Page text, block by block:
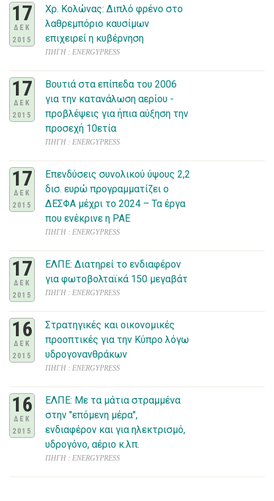
17
ΔΕΚ
2015
Χρ. Κολώνας: Διπλό φρένο στο
λαθρεμπόριο καυσίμων
επιχειρεί η κυβέρνηση
ΠΗΓΗ : ENERGYPRESS
17
ΔΕΚ
2015
Βουτιά στα επίπεδα του 2006
για την κατανάλωση αερίου -
προβλέψεις για ήπια αύξηση την
προσεχή 10ετία
ΠΗΓΗ : ENERGYPRESS
17
ΔΕΚ
2015
Επενδύσεις συνολικού ύψους 2,2
δισ. ευρώ προγραμματίζει ο
ΔΕΣΦΑ μέχρι το 2024 – Τα έργα
που ενέκρινε η ΡΑΕ
ΠΗΓΗ : ENERGYPRESS
17
ΔΕΚ
2015
ΕΛΠΕ: Διατηρεί το ενδιαφέρον
για φωτοβολταϊκά 150 μεγαβάτ
ΠΗΓΗ : ENERGYPRESS
16
ΔΕΚ
2015
Στρατηγικές και οικονομικές
προοπτικές για την Κύπρο λόγω
υδρογονανθράκων
ΠΗΓΗ : ENERGYPRESS
16
ΔΕΚ
2015
ΕΛΠΕ: Με τα μάτια στραμμένα
στην "επόμενη μέρα",
ενδιαφέρον και για ηλεκτρισμό,
υδρογόνο, αέριο κ.λπ.
ΠΗΓΗ : ENERGYPRESS